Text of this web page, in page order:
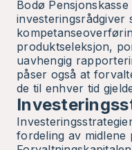
Bodø
investeringsrådgiver
produktseleksjon,
uavhengig
påser også at
de til enhver tid
fordeling av midlene